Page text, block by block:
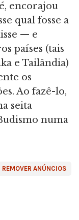
encorajou
qual fosse a
— e
países (tais
e Tailândia)
os
Ao fazê-lo,
seita
numa
REMOVER ANÚNCIOS